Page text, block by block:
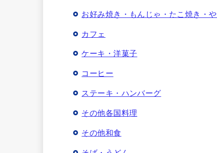
お好み焼き・もんじゃ・たこ焼き・
カフェ
ケーキ・洋菓子
コーヒー
ステーキ・ハンバーグ
その他各国料理
その他和食